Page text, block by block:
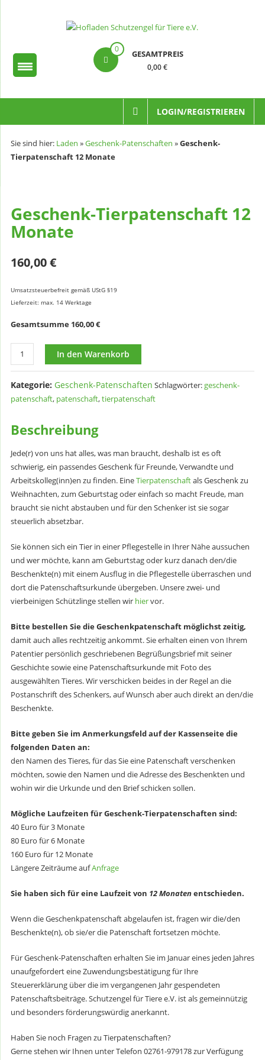
Schutzengel
e.V.
0 GESAMTPREIS
0,00 €
LOGIN/REGISTRIEREN
Sie sind hier: Laden »Geschenk-Patenschaften »Geschenk-
Tierpatenschaft 12 Monate
Geschenk-Tierpatenschaft 12
Monate
160,00€
Umsatzsteuerbefreit gemäß UStG §19
Lieferzeit: max. 14 Werktage
Gesamtsumme 160,00€
Tierpatenschaft
Monate
Menge
In den Warenkorb
Kategorie: Geschenk-Patenschaften Schlagwörter:geschenk-
patenschaft, patenschaft,tierpatenschaft
Beschreibung
Jede(r) von uns hat alles, was man braucht, deshalb ist es oft
schwierig, ein passendes Geschenk für Freunde, Verwandte und
Arbeitskolleg(inn)en zu finden. EineTierpatenschaftals Geschenk zu
Weihnachten, zum Geburtstag oder einfach so macht Freude, man
braucht sie nicht abstauben und für den Schenker ist sie sogar
steuerlich absetzbar.
Sie können sich ein Tier in einer Pflegestelle in Ihrer Nähe aussuchen
und wer möchte, kann am Geburtstag oder kurz danach den/die
Beschenkte(n) mit einem Ausflug in die Pflegestelle überraschen und
dort die Patenschaftsurkunde übergeben. Unsere zwei- und
vierbeinigen Schützlinge stellen wir hiervor.
Bitte bestellen Sie die Geschenkpatenschaft möglichst zeitig,
damit auch alles rechtzeitig ankommt. Sie erhalten einen von Ihrem
Patentier persönlich geschriebenen Begrüßungsbrief mit seiner
Geschichte sowie eine Patenschaftsurkunde mit Foto des
ausgewählten Tieres. Wir verschicken beides in der Regel an die
Postanschrift des Schenkers, auf Wunsch aber auch direkt an den/die
Beschenkte.
Bitte geben Sie im Anmerkungsfeld auf der Kassenseite die
folgenden Daten an:
den Namen des Tieres, für das Sie eine Patenschaft verschenken
möchten, sowie den Namen und die Adresse des Beschenkten und
wohin wir die Urkunde und den Brief schicken sollen.
Mögliche Laufzeiten für Geschenk-Tierpatenschaften sind:
40 Euro für 3 Monate
80 Euro für 6 Monate
160 Euro für 12 Monate
Längere Zeiträume aufAnfrage
Sie haben sich für eine Laufzeit von 12 Monatenentschieden.
Wenn die Geschenkpatenschaft abgelaufen ist, fragen wir die/den
Beschenkte(n), ob sie/er die Patenschaft fortsetzen möchte.
Für Geschenk-Patenschaften erhalten Sie im Januar eines jeden Jahres
unaufgefordert eine Zuwendungsbestätigung für Ihre
Steuererklärung über die im vergangenen Jahr gespendeten
Patenschaftsbeiträge. Schutzengel für Tiere e.V. ist als gemeinnützig
und besonders förderungswürdig anerkannt.
Haben Sie noch Fragen zu Tierpatenschaften?
Gerne stehen wir Ihnen unter Telefon 02761-979178 zur Verfügung